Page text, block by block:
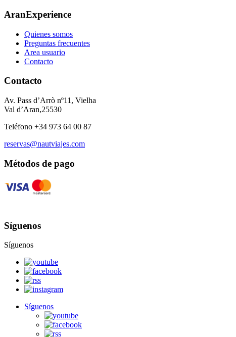
AranExperience
Quienes somos
Preguntas frecuentes
Area usuario
Contacto
Contacto
Av. Pass d’Arrò nº11, Vielha
Val d’Aran,25530
Teléfono +34 973 64 00 87
reservas@nautviajes.com
Métodos de pago
Síguenos
Síguenos
Síguenos